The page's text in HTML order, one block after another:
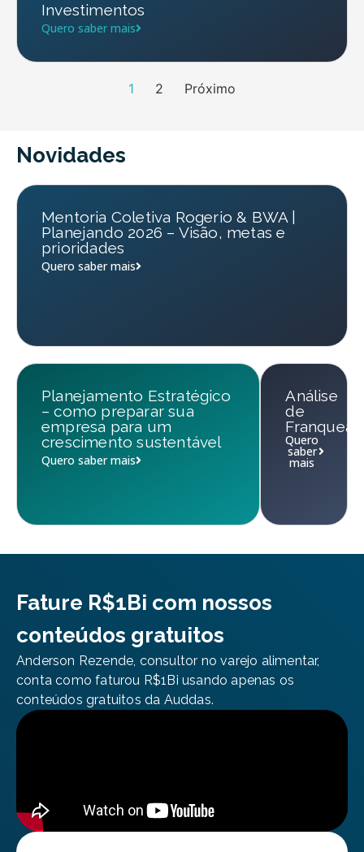
Investimentos
Quero saber mais
1 2 Próximo
Novidades
Mentoria Coletiva Rogerio & BWA |
Planejando 2026 – Visão, metas e
prioridades
Quero saber mais
Planejamento Estratégico
– como preparar sua
empresa para um
crescimento sustentável
Quero saber mais
Análise
de
Quero
saber
mais
Fature R$1Bi com nossos
conteúdos gratuitos
Anderson Rezende, consultor no varejo alimentar,
conta como faturou R$1Bi usando apenas os
conteúdos gratuitos da Auddas.